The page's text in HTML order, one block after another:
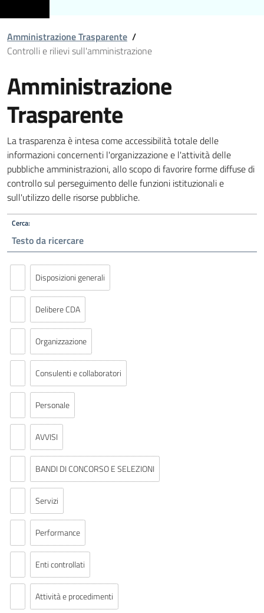
Amministrazione Trasparente /
Controlli e rilievi sull'amministrazione
Amministrazione
Trasparente
La trasparenza è intesa come accessibilità totale delle
informazioni concernenti l'organizzazione e l'attività delle
pubbliche amministrazioni, allo scopo di favorire forme diffuse di
controllo sul perseguimento delle funzioni istituzionali e
sull'utilizzo delle risorse pubbliche.
Cerca:
Disposizioni generali
Delibere CDA
Organizzazione
Consulenti e collaboratori
Personale
AVVISI
BANDI DI CONCORSO E SELEZIONI
Servizi
Performance
Enti controllati
Attività e procedimenti